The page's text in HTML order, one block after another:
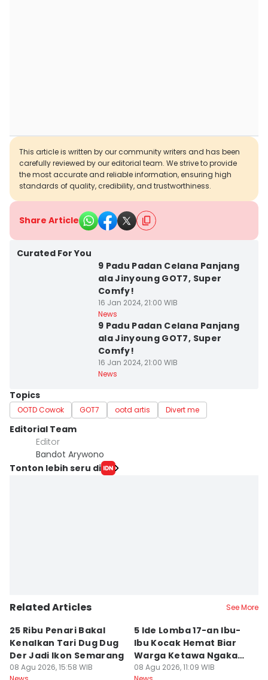
This article is written by our community writers and has been
carefully reviewed by our editorial team. We strive to provide
the most accurate and reliable information, ensuring high
standards of quality, credibility, and trustworthiness.
Share Article
Curated For You
9 Padu Padan Celana Panjang
ala Jinyoung GOT7, Super
Comfy!
16 Jan 2024, 21:00 WIB
News
9 Padu Padan Celana Panjang
ala Jinyoung GOT7, Super
Comfy!
16 Jan 2024, 21:00 WIB
News
Topics
OOTD Cowok GOT7 ootd artis Divert me
Editorial Team
Editor
Bandot Arywono
Tonton lebih seru di
Related Articles See More
25 Ribu Penari Bakal
Kenalkan Tari Dug Dug
Der Jadi Ikon Semarang
08 Agu 2026, 15:58 WIB
5 Ide Lomba 17-an Ibu-
Ibu Kocak Hemat Biar
Warga Ketawa Ngakak
Pas Hari Kemerdekaan
08 Agu 2026, 11:09 WIB